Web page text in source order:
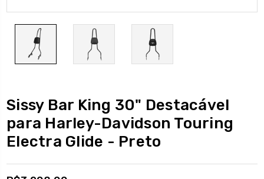
Sissy Bar King 30" Destacável
para Harley-Davidson Touring
Electra Glide - Preto